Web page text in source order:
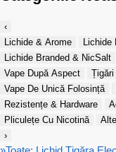
‹
Lichide & Arome
Lichide
Lichide Branded & NicSalt
Vape După Aspect
Vape De Unică Folosință
Rezistențe & Hardware
Pliculețe Cu Nicotină
›